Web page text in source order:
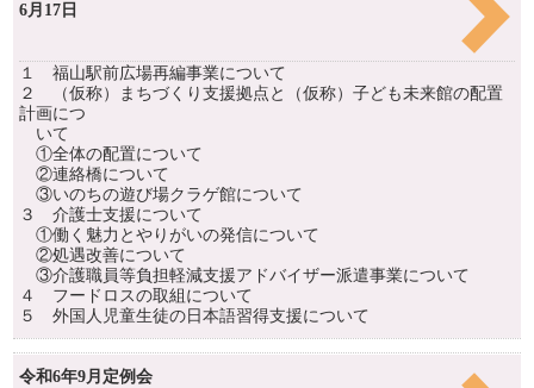
6月17日
１ 福山駅前広場再編事業について
２ （仮称）まちづくり支援拠点と（仮称）子ども未来館の配置
計画につ
いて
①全体の配置について
②連絡橋について
③いのちの遊び場クラゲ館について
３ 介護士支援について
①働く魅力とやりがいの発信について
②処遇改善について
③介護職員等負担軽減支援アドバイザー派遣事業について
４ フードロスの取組について
５ 外国人児童生徒の日本語習得支援について
令和6年9月定例会